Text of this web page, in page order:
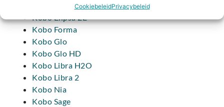
CookiebeleidPrivacybeleid
Kobo Elipsa
Kobo Elipsa 2E
Kobo Forma
Kobo Glo
Kobo Glo HD
Kobo Libra H2O
Kobo Libra 2
Kobo Nia
Kobo Sage